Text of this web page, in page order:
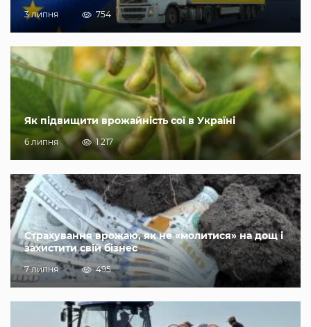
3 липня 754
Як підвищити врожайність сої в Україні
6 липня 1 217
Страхування врожаю, як не «молитися» на дощ і
захистити свій бізнес
7 липня 495